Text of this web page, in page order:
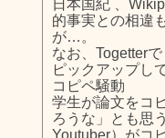
日本国紀 、
的事実との相違
が…。
なお、Togetter
ピックアップし
コピペ騒動
学生が論文をコ
ろうな」とも思
Youtuber）がコ